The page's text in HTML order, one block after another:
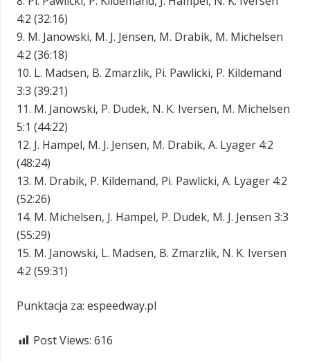
4:2 (32:16)
9. M. Janowski, M. J. Jensen, M. Drabik, M. Michelsen
4:2 (36:18)
10. L. Madsen, B. Zmarzlik, Pi. Pawlicki, P. Kildemand
3:3 (39:21)
11. M. Janowski, P. Dudek, N. K. Iversen, M. Michelsen
5:1 (44:22)
12. J. Hampel, M. J. Jensen, M. Drabik, A. Lyager 4:2
(48:24)
13. M. Drabik, P. Kildemand, Pi. Pawlicki, A. Lyager 4:2
(52:26)
14. M. Michelsen, J. Hampel, P. Dudek, M. J. Jensen 3:3
(55:29)
15. M. Janowski, L. Madsen, B. Zmarzlik, N. K. Iversen
4:2 (59:31)
Punktacja za: espeedway.pl
Post Views: 616